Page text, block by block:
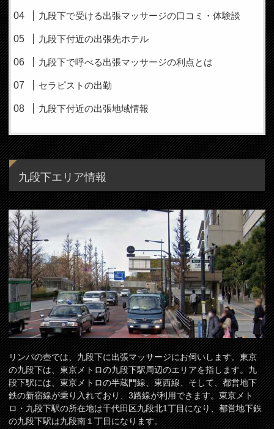
九段下で受ける出張マッサージの口コミ・体験談
九段下付近の出張先ホテル
九段下で呼べる出張マッサージの利点とは
セラピストの出勤
九段下付近の出張地域情報
九段下エリア情報
リンパの壺では、九段下に出張マッサージにお伺いします。東京
の九段下は、東京メトロの九段下駅周辺のエリアを指します。九
段下駅には、東京メトロの半蔵門線、東西線、そして、都営地下
鉄の新宿線が乗り入れており、3路線が利用できます。東京メト
ロ・九段下駅の所在地は千代田区九段北1丁目になり、都営地下鉄
の九段下駅は九段南１丁目になります。